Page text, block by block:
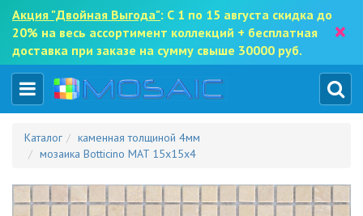
Акция "Двойная Выгода": С 1 по 15 августа скидка до
20% на весь ассортимент коллекций + бесплатная
доставка при заказе на сумму свыше 30000 руб.
×
Каталог
каменная толщиной 4мм
мозаика Botticino MAT 15x15x4